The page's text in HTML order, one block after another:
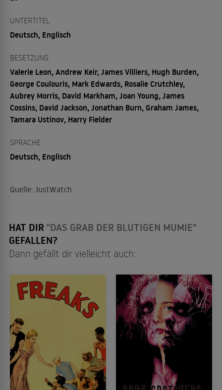
UNTERTITEL
Deutsch, Englisch
BESETZUNG
Valerie Leon, Andrew Keir, James Villiers, Hugh Burden,
George Coulouris, Mark Edwards, Rosalie Crutchley,
Aubrey Morris, David Markham, Joan Young, James
Cossins, David Jackson, Jonathan Burn, Graham James,
Tamara Ustinov, Harry Fielder
SPRACHE
Deutsch, Englisch
Quelle: JustWatch
HAT DIR "DAS GRAB DER BLUTIGEN MUMIE"
GEFALLEN?
Dann gefällt dir vielleicht auch: